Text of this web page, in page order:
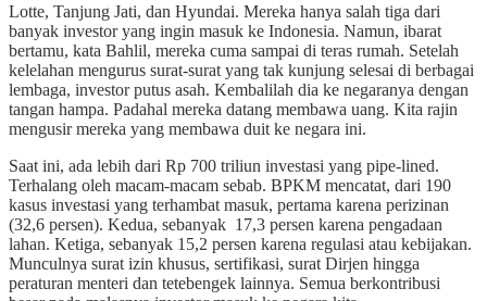
Lotte, Tanjung Jati, dan Hyundai. Mereka hanya salah tiga dari
banyak investor yang ingin masuk ke Indonesia. Namun, ibarat
bertamu, kata Bahlil, mereka cuma sampai di teras rumah. Setelah
kelelahan mengurus surat-surat yang tak kunjung selesai di berbagai
lembaga, investor putus asah. Kembalilah dia ke negaranya dengan
tangan hampa. Padahal mereka datang membawa uang. Kita rajin
mengusir mereka yang membawa duit ke negara ini.
Saat ini, ada lebih dari Rp 700 triliun investasi yang pipe-lined.
Terhalang oleh macam-macam sebab. BPKM mencatat, dari 190
kasus investasi yang terhambat masuk, pertama karena perizinan
(32,6 persen). Kedua, sebanyak 17,3 persen karena pengadaan
lahan. Ketiga, sebanyak 15,2 persen karena regulasi atau kebijakan.
Munculnya surat izin khusus, sertifikasi, surat Dirjen hingga
peraturan menteri dan tetebengek lainnya. Semua berkontribusi